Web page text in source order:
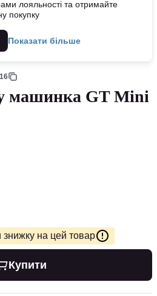
лояльності та отримайте
покупку
Показати більше
машинка GT Mini
на цей товар
Купити